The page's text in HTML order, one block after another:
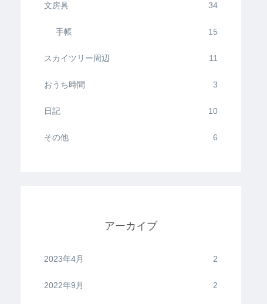
文房具 34
手帳 15
スカイツリー周辺 11
おうち時間 3
日記 10
その他 6
アーカイブ
2023年4月 2
2022年9月 2